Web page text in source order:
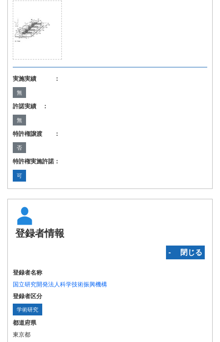
実施実績 ：
無
許諾実績 ：
無
特許権譲渡 ：
否
特許権実施許諾：
可
登録者情報
‐ 閉じる
登録者名称
国立研究開発法人科学技術振興機構
登録者区分
学術研究
都道府県
東京都